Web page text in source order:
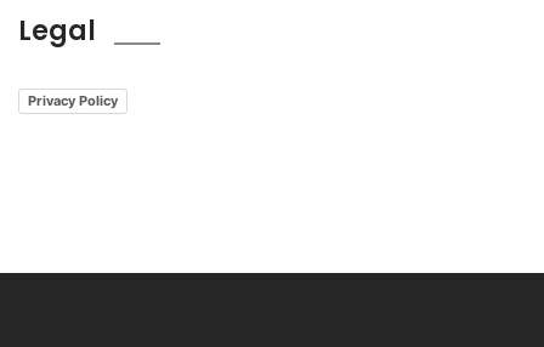
Legal
Privacy Policy